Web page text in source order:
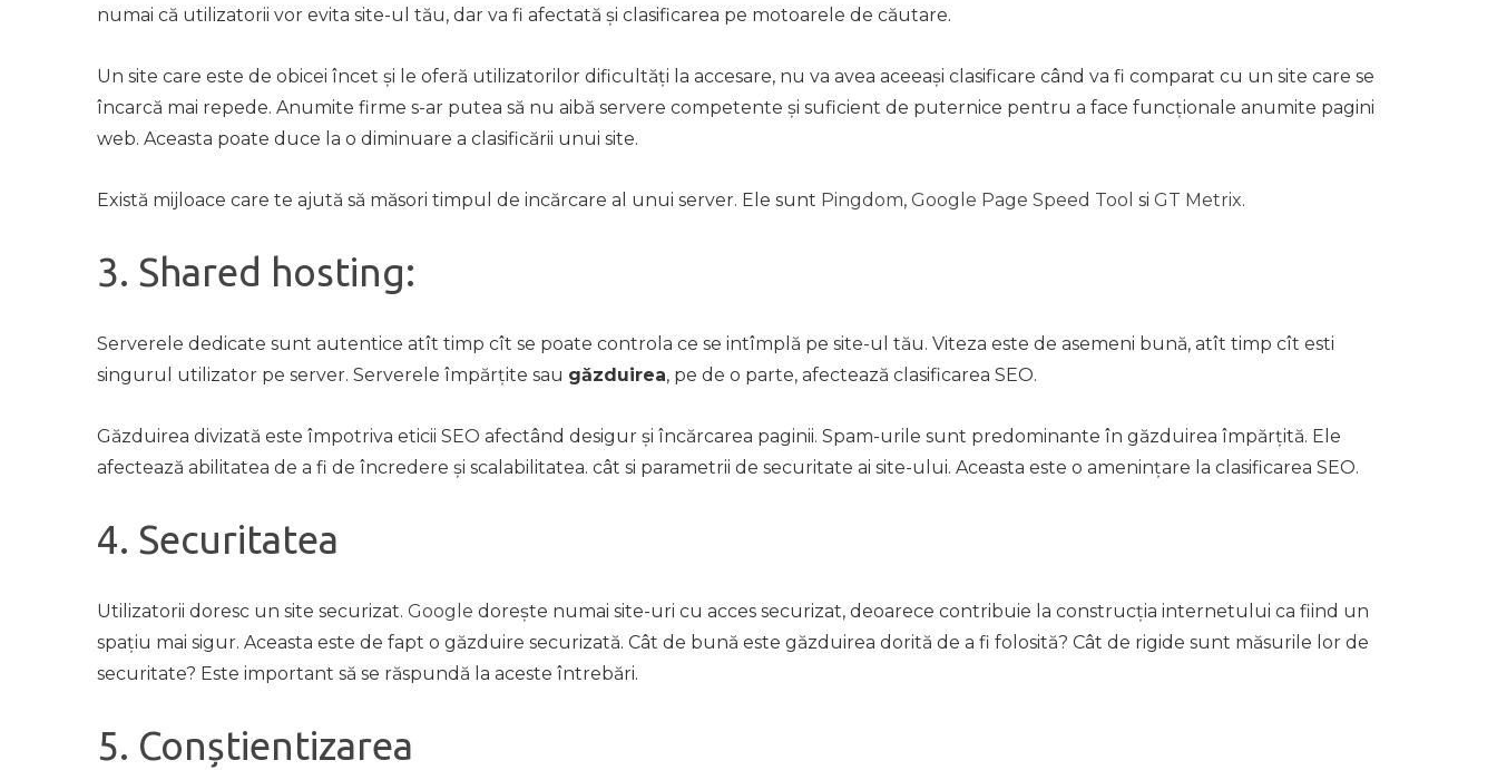
numai că utilizatorii vor evita site-ul tău, dar va fi afectată și clasificarea pe motoarele de căutare.
Un site care este de obicei încet și le oferă utilizatorilor dificultăți la accesare, nu va avea aceeași clasificare când va fi comparat cu un site care se
încarcă mai repede. Anumite firme s-ar putea să nu aibă servere competente și suficient de puternice pentru a face funcționale anumite pagini
web. Aceasta poate duce la o diminuare a clasificării unui site.
Există mijloace care te ajută să măsori timpul de incărcare al unui server. Ele sunt Pingdom, Google Page Speed Tool si GT Metrix.
3. Shared hosting:
Serverele dedicate sunt autentice atît timp cît se poate controla ce se intîmplă pe site-ul tău. Viteza este de asemeni bună, atît timp cît esti
singurul utilizator pe server. Serverele împărțite sau găzduirea, pe de o parte, afectează clasificarea SEO.
Găzduirea divizată este împotriva eticii SEO afectând desigur și încărcarea paginii. Spam-urile sunt predominante în găzduirea împărțită. Ele
afectează abilitatea de a fi de încredere și scalabilitatea. cât si parametrii de securitate ai site-ului. Aceasta este o amenințare la clasificarea SEO.
4. Securitatea
Utilizatorii doresc un site securizat. Google dorește numai site-uri cu acces securizat, deoarece contribuie la construcția internetului ca fiind un
spațiu mai sigur. Aceasta este de fapt o găzduire securizată. Cât de bună este găzduirea dorită de a fi folosită? Cât de rigide sunt măsurile lor de
securitate? Este important să se răspundă la aceste întrebări.
5. Conștientizarea